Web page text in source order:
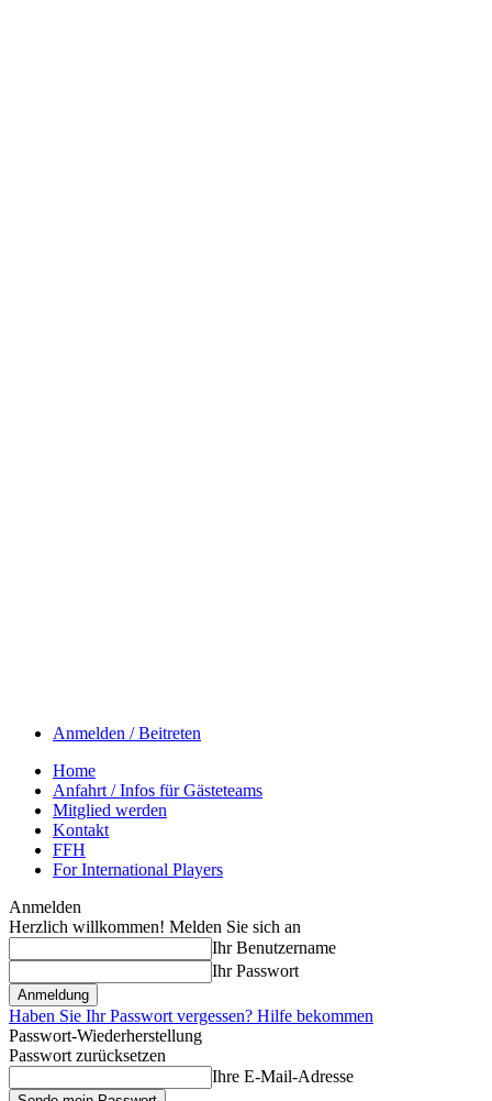
Anmelden / Beitreten
Home
Anfahrt / Infos für Gästeteams
Mitglied werden
Kontakt
FFH
For International Players
Anmelden
Herzlich willkommen! Melden Sie sich an
Ihr Benutzername
Ihr Passwort
Haben Sie Ihr Passwort vergessen? Hilfe bekommen
Passwort-Wiederherstellung
Passwort zurücksetzen
Ihre E-Mail-Adresse